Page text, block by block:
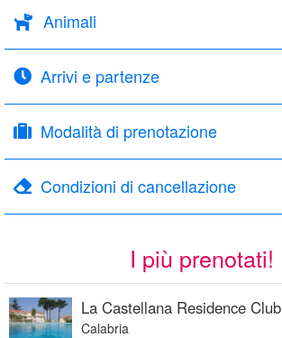
Animali
Arrivi e partenze
Modalità di prenotazione
Condizioni di cancellazione
I più prenotati!
La Castellana Residence Club
Calabria